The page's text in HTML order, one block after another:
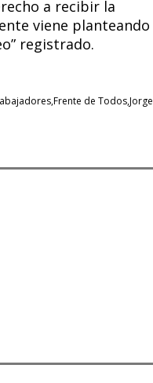
a recibir la
viene planteando
registrado.
Frente de TodosJorge